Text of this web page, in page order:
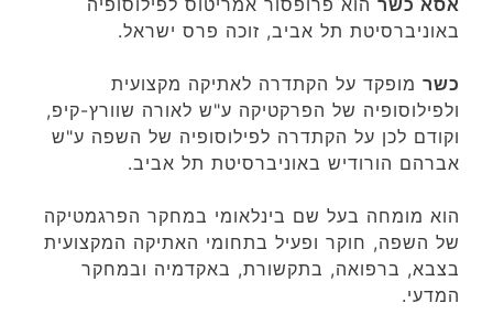
באוניברסיטת תל אביב, זוכה פרס ישראל.
כשר מופקד על הקתדרה לאתיקה מקצועית
ולפילוסופיה של הפרקטיקה ע"ש לאורה שוורץ-קיפ,
וקודם לכן על הקתדרה לפילוסופיה של השפה ע"ש
אברהם הורודיש באוניברסיטת תל אביב.
הוא מומחה בעל שם בינלאומי במחקר הפרגמטיקה
של השפה, חוקר ופעיל בתחומי האתיקה המקצועית
בצבא, ברפואה, בתקשורת, באקדמיה ובמחקר
המדעי.